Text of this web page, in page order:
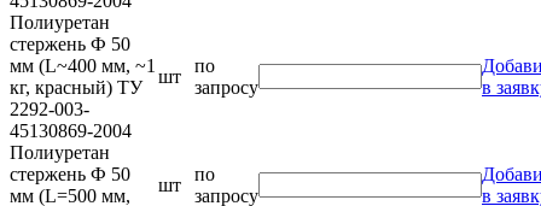
Полиуретан
стержень Ф 50
мм (L~400 мм, ~1
кг, красный) ТУ
2292-003-
45130869-2004
шт
по
запросу
в
Полиуретан
стержень Ф 50
мм (L=500 мм,
шт
по
запросу
в